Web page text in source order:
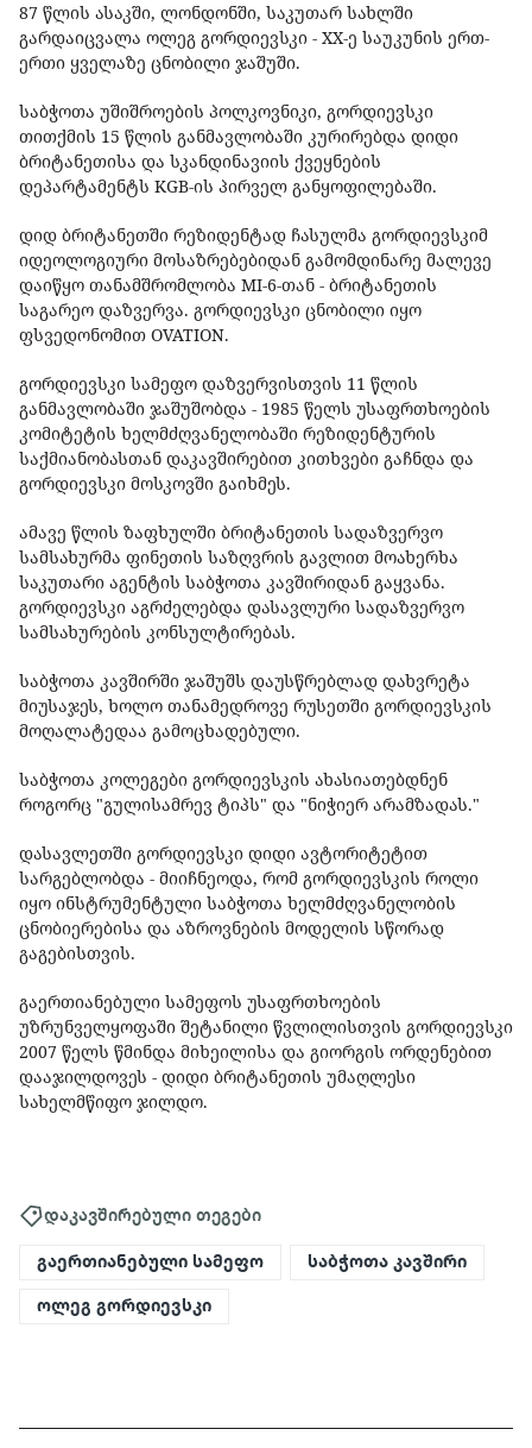
87 წლის ასაკში, ლონდონში, საკუთარ სახლში
გარდაიცვალა ოლეგ გორდიევსკი - XX-ე საუკუნის ერთ-
ერთი ყველაზე ცნობილი ჯაშუში.
საბჭოთა უშიშროების პოლკოვნიკი, გორდიევსკი
თითქმის 15 წლის განმავლობაში კურირებდა დიდი
ბრიტანეთისა და სკანდინავიის ქვეყნების
დეპარტამენტს KGB-ის პირველ განყოფილებაში.
დიდ ბრიტანეთში რეზიდენტად ჩასულმა გორდიევსკიმ
იდეოლოგიური მოსაზრებებიდან გამომდინარე მალევე
დაიწყო თანამშრომლობა MI-6-თან - ბრიტანეთის
საგარეო დაზვერვა. გორდიევსკი ცნობილი იყო
ფსვედონომით OVATION.
გორდიევსკი სამეფო დაზვერვისთვის 11 წლის
განმავლობაში ჯაშუშობდა - 1985 წელს უსაფრთხოების
კომიტეტის ხელმძღვანელობაში რეზიდენტურის
საქმიანობასთან დაკავშირებით კითხვები გაჩნდა და
გორდიევსკი მოსკოვში გაიხმეს.
ამავე წლის ზაფხულში ბრიტანეთის სადაზვერვო
სამსახურმა ფინეთის საზღვრის გავლით მოახერხა
საკუთარი აგენტის საბჭოთა კავშირიდან გაყვანა.
გორდიევსკი აგრძელებდა დასავლური სადაზვერვო
სამსახურების კონსულტირებას.
საბჭოთა კავშირში ჯაშუშს დაუსწრებლად დახვრეტა
მიუსაჯეს, ხოლო თანამედროვე რუსეთში გორდიევსკის
მოღალატედაა გამოცხადებული.
საბჭოთა კოლეგები გორდიევსკის ახასიათებდნენ
როგორც "გულისამრევ ტიპს" და "ნიჭიერ არამზადას."
დასავლეთში გორდიევსკი დიდი ავტორიტეტით
სარგებლობდა - მიიჩნეოდა, რომ გორდიევსკის როლი
იყო ინსტრუმენტული საბჭოთა ხელმძღვანელობის
ცნობიერებისა და აზროვნების მოდელის სწორად
გაგებისთვის.
გაერთიანებული სამეფოს უსაფრთხოების
უზრუნველყოფაში შეტანილი წვლილისთვის გორდიევსკი
2007 წელს წმინდა მიხეილისა და გიორგის ორდენებით
დააჯილდოვეს - დიდი ბრიტანეთის უმაღლესი
სახელმწიფო ჯილდო.
დაკავშირებული თეგები
გაერთიანებული სამეფო საბჭოთა კავშირი
ოლეგ გორდიევსკი